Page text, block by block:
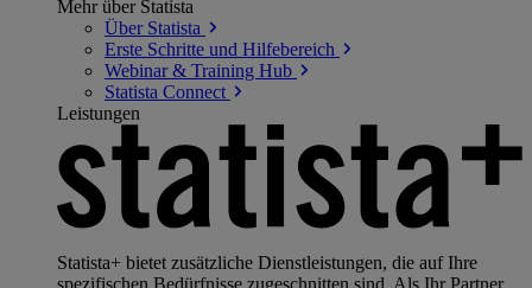
Mehr über Statista
Über Statista
Erste Schritte und Hilfebereich
Webinar & Training Hub
Statista Connect
Leistungen
Statista+ bietet zusätzliche Dienstleistungen, die auf Ihre
spezifischen Bedürfnisse zugeschnitten sind. Als Ihr Partner